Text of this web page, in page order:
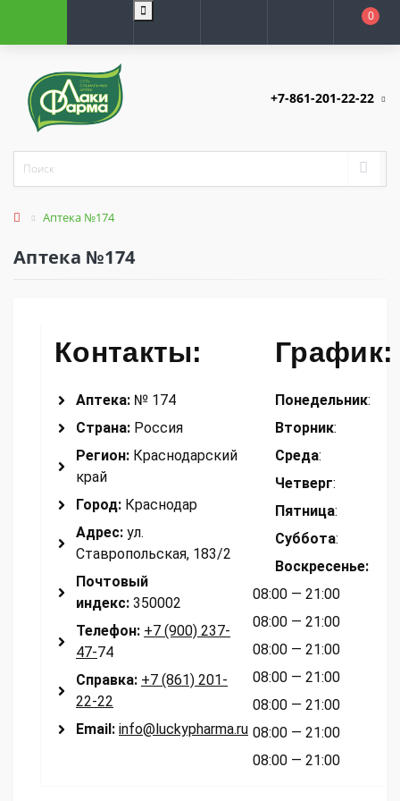
0
+7-861-201-22-22
Аптека №174
Аптека №174
Контакты:
Аптека: № 174
Страна: Россия
Регион: Краснодарский
край
Город: Краснодар
Адрес: ул.
Ставропольская, 183/2
Почтовый
индекс: 350002
Телефон: +7 (900) 237-
47-74
Справка: +7 (861) 201-
22-22
Email: info@luckypharma.ru
График:
Понедельник:
Вторник:
Среда:
Четверг:
Пятница:
Суббота:
Воскресенье:
08:00 — 21:00
08:00 — 21:00
08:00 — 21:00
08:00 — 21:00
08:00 — 21:00
08:00 — 21:00
08:00 — 21:00